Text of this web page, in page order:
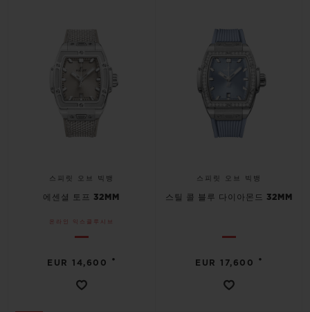
스피릿 오브 빅뱅
에센셜 토프 32MM
온라인 익스클루시브
EUR 14,600 •
스피릿 오브 빅뱅
스틸 콜 블루 다이아몬드 32MM
EUR 17,600 •